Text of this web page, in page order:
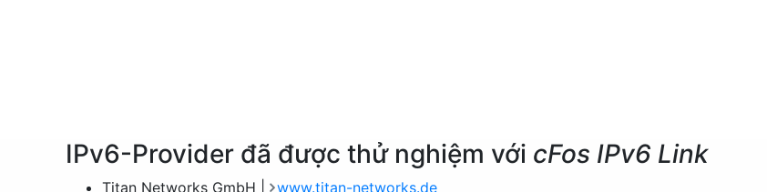
IPv6-Provider đã được thử nghiệm với cFos IPv6 Link
Titan Networks GmbH |
www.titan-networks.de